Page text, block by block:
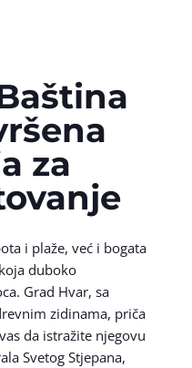
za
i plaže, već i bogata
duboko
Grad Hvar, sa
zidinama, priča
da istražite njegovu
Svetog Stjepana,